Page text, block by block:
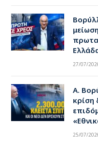
27/07/
Α.
κρίση
25/07/